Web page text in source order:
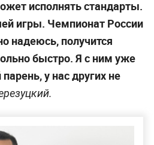
исполнять стандарты.
игры. Чемпионат России
надеюсь, получится
быстро. Я с ним уже
у нас других не